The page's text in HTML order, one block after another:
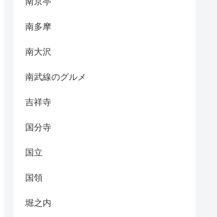
南多摩
南大沢
南武線のグルメ
吉祥寺
国分寺
国立
国領
堀之内